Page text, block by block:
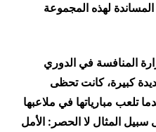
لهذه المجموعة
المنافسة في الدوري
كبيرة، كانت تحظى
تلعب مبارياتها في ملاعبها
سبيل المثال لا الحصر: الأمل